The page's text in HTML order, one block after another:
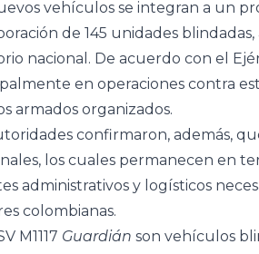
vehículos se integran a un
de 145 unidades
nacional. De acuerdo con el
en operaciones contra
armados organizados.
confirmaron, además,
los cuales permanecen en
administrativos y logísticos
colombianas.
M1117 Guardián son vehículos